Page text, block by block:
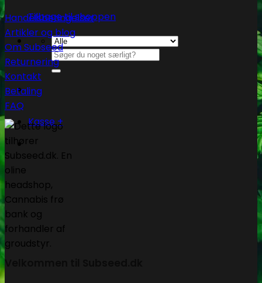
Tilbage til shoppen
Søg
efter:
Kasse +
Handelsbetingelser
Artikler og blog
Om Subseed
Returnering
Kontakt
Betaling
FAQ